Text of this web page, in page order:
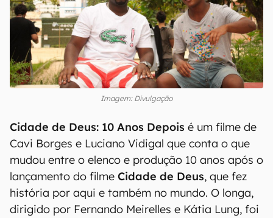
Imagem: Divulgação
Cidade de Deus: 10 Anos Depois é um filme de
Cavi Borges e Luciano Vidigal que conta o que
mudou entre o elenco e produção 10 anos após o
lançamento do filme Cidade de Deus, que fez
história por aqui e também no mundo. O longa,
dirigido por Fernando Meirelles e Kátia Lung, foi